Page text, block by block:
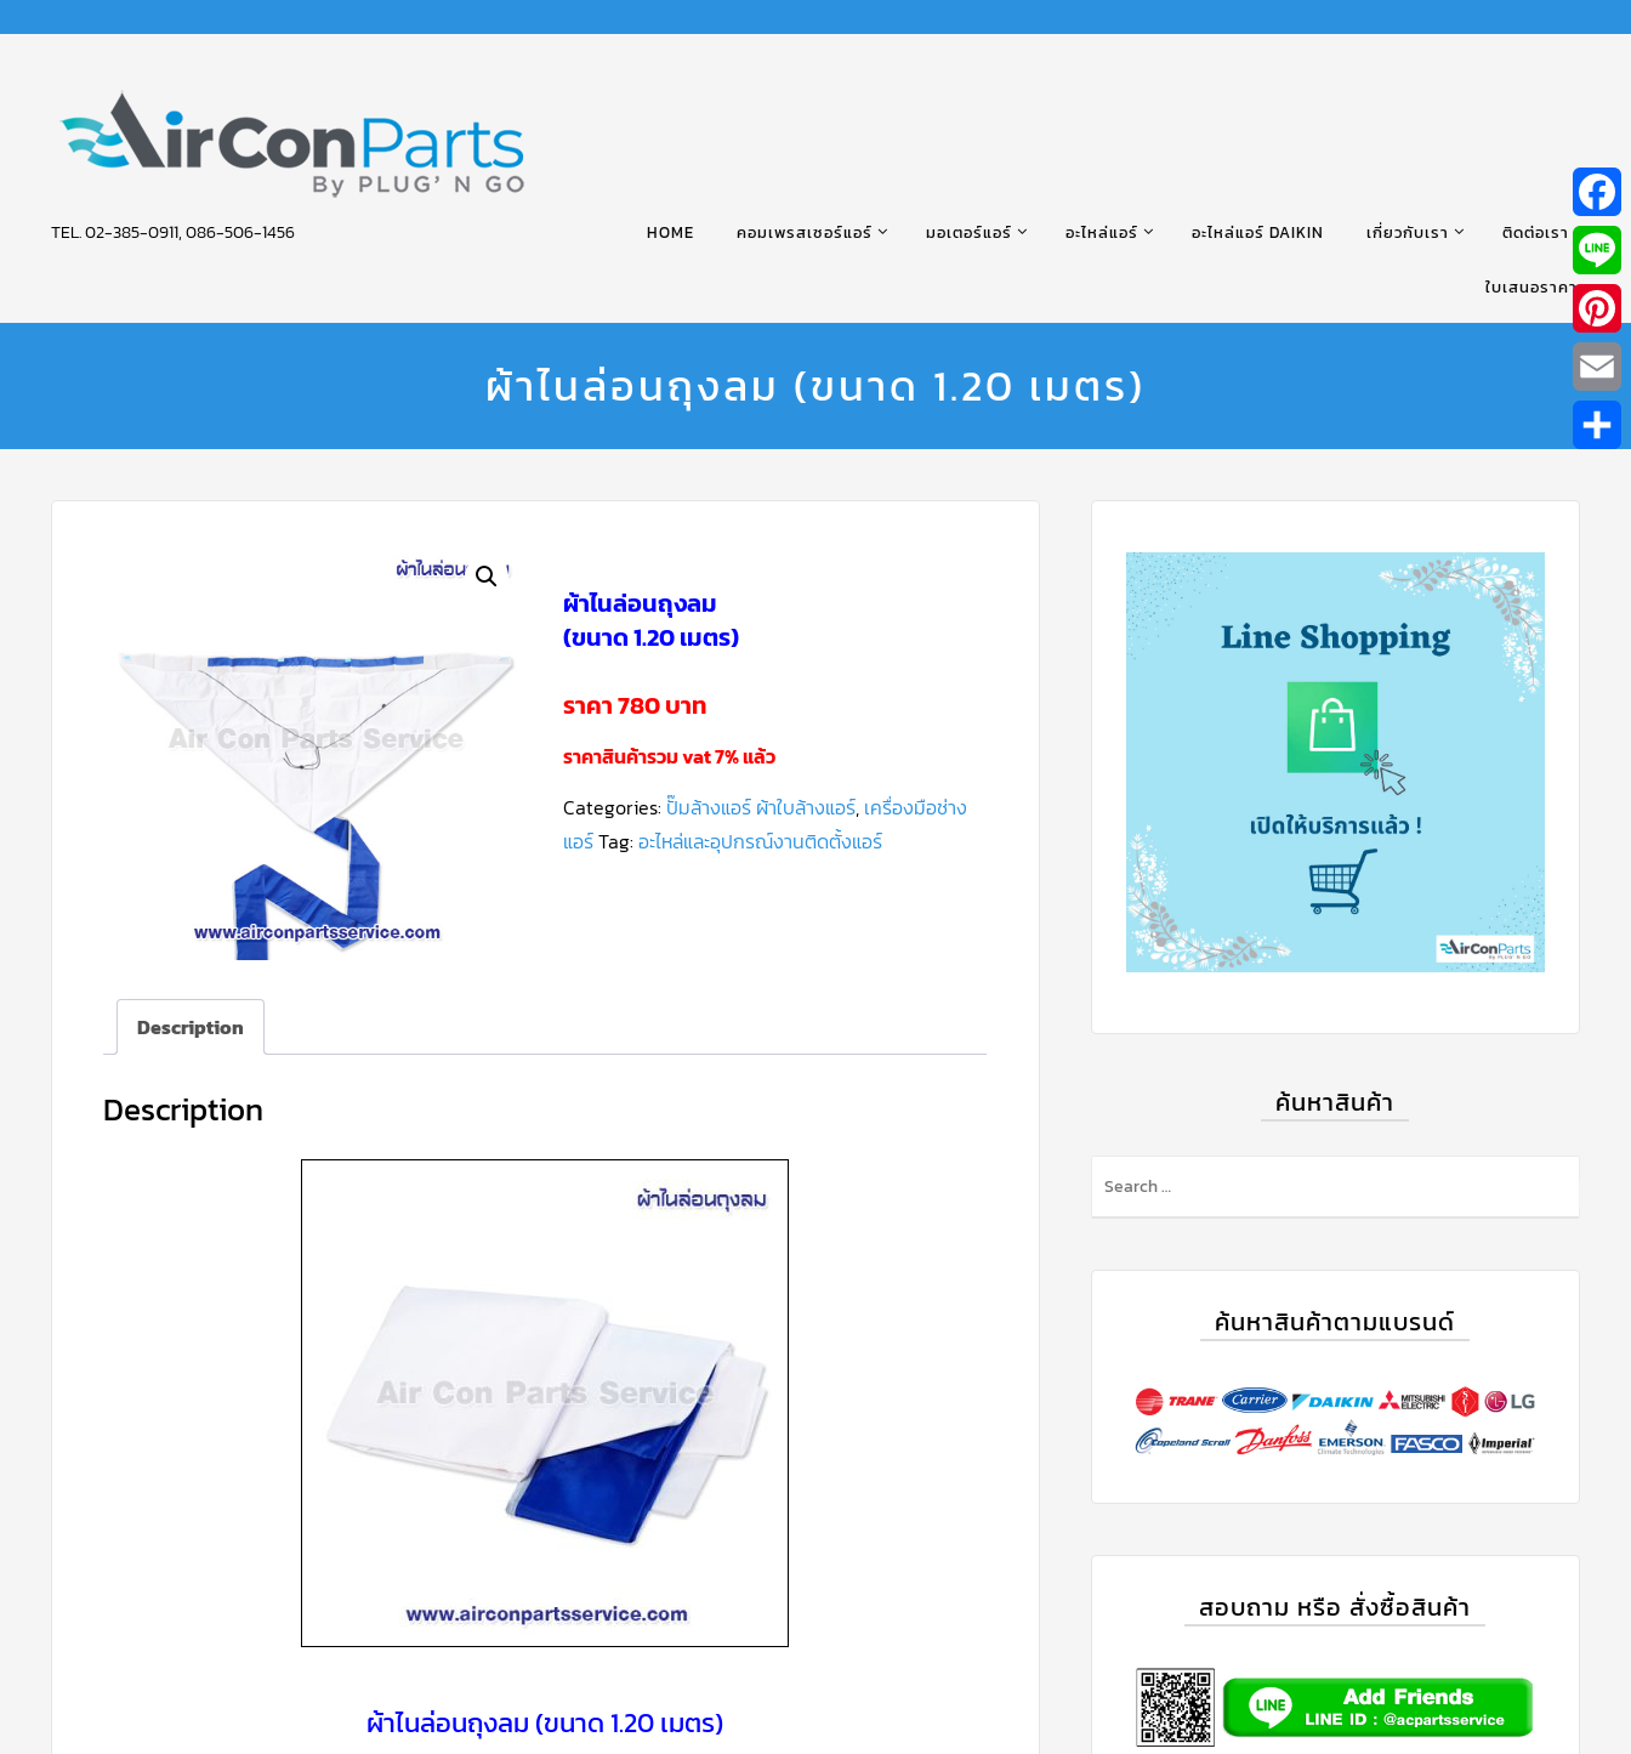
AIR
PARTS
TEL. 02-385-0911, 086-506-1456 HOME คอมเพรสเซอร์แอร์ มอเตอร์แอร์ อะไหล่แอร์ อะไหล่แอร์ DAIKIN เกี่ยวกับเรา ติดต่อเรา
ใบเสนอราคา
ผ้าไนล่อนถุงลม (ขนาด 1.20 เมตร)
ผ้าไนล่อนถุงลม
(ขนาด 1.20 เมตร)
ราคา 780 บาท
ราคาสินค้ารวม vat 7% แล้ว
Categories: ปั๊มล้างแอร์ ผ้าใบล้างแอร์, เครื่องมือช่าง
แอร์Tag: อะไหล่และอุปกรณ์งานติดตั้งแอร์
Description
Description
ผ้าไนล่อนถุงลม (ขนาด 1.20 เมตร)
ค้นหาสินค้า
ค้นหาสินค้าตามแบรนด์
สอบถาม หรือ สั่งซื้อสินค้า
Line
Email